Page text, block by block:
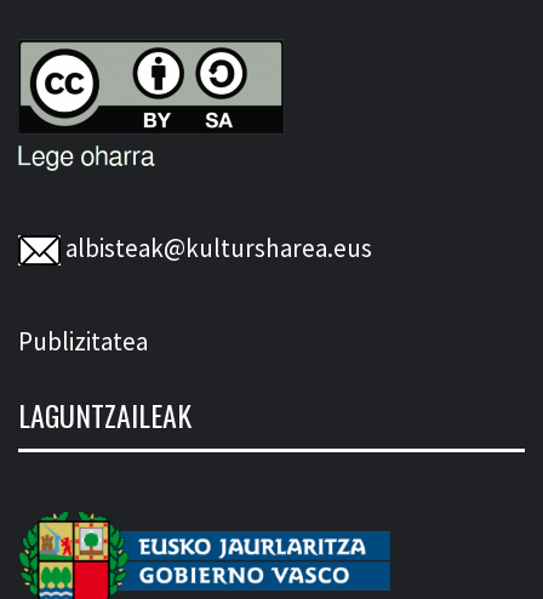
albisteak@kultursharea.eus
Publizitatea
LAGUNTZAILEAK